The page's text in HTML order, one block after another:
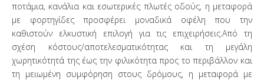
ποτάμια, κανάλια και εσωτερικές πλωτές οδούς, η μεταφορά
με φορτηγίδες προσφέρει μοναδικά οφέλη που την
καθιστούν ελκυστική επιλογή για τις επιχειρήσεις.Από τη
σχέση κόστους/αποτελεσματικότητας και τη μεγάλη
χωρητικότητά της έως την φιλικότητα προς το περιβάλλον και
τη μειωμένη συμφόρηση στους δρόμους, η μεταφορά με